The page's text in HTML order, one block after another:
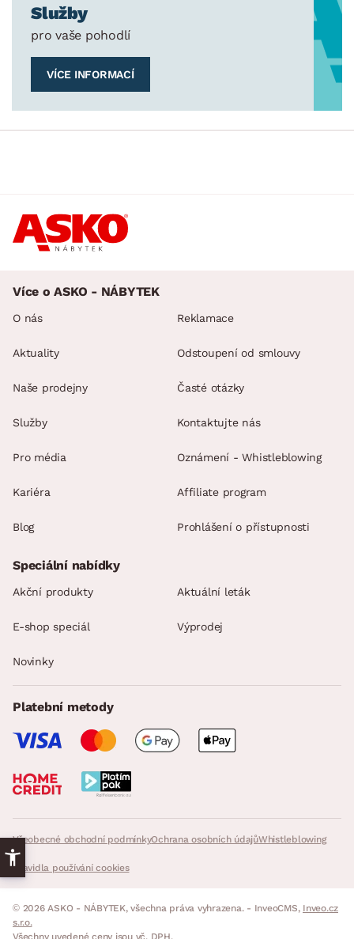
ROZMĚRY
MATERIÁL
SKLADOVOST
Služby
pro vaše pohodlí
VÍCE INFORMACÍ
Více o ASKO - NÁBYTEK
O nás
Aktuality
Naše prodejny
Služby
Pro média
Kariéra
Blog
Reklamace
Odstoupení od smlouvy
Časté otázky
Kontaktujte nás
Oznámení - Whistleblowing
Affiliate program
Prohlášení o přístupnosti
Všeobecné obchodní podmínkyOchrana osobních údajůWhistleblowing
Pravidla používání cookies
Speciální nabídky
Akční produkty Aktuální leták
E-shop speciál Výprodej
Novinky
Platební metody
© 2026 ASKO - NÁBYTEK, všechna práva vyhrazena. - InveoCMS, Inveo.cz
s.r.o.
Všechny uvedené ceny jsou vč. DPH.